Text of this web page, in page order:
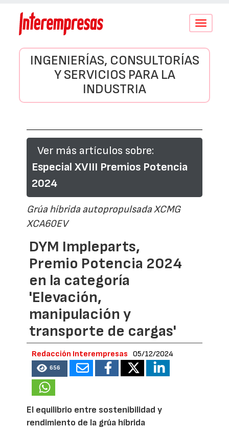
Conmutar
INGENIERÍAS, CONSULTORÍAS
Y SERVICIOS PARA LA
INDUSTRIA
Ver más artículos sobre:
Especial XVIII Premios Potencia
2024
Grúa híbrida autopropulsada XCMG
XCA60EV
DYM Impleparts,
Premio Potencia 2024
en la categoría
'Elevación,
manipulación y
transporte de cargas'
Redacción Interempresas 05/12/2024
656
El equilibrio entre sostenibilidad y
rendimiento de la grúa híbrida